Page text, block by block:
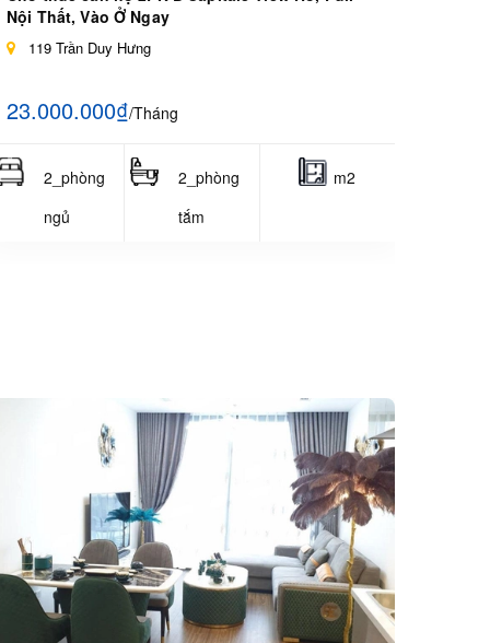
Nội Thất, Vào Ở Ngay
119 Trần Duy Hưng
23.000.000₫/Tháng
2_phòng
ngủ
2_phòng
tắm
m2